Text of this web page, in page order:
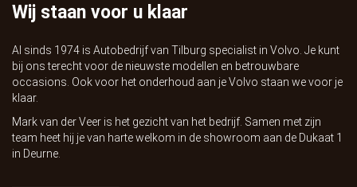
Wij staan voor u klaar
Al sinds 1974 is Autobedrijf van Tilburg specialist in Volvo. Je kunt
bij ons terecht voor de nieuwste modellen en betrouwbare
occasions. Ook voor het onderhoud aan je Volvo staan we voor je
klaar.
Mark van der Veer is het gezicht van het bedrijf. Samen met zijn
team heet hij je van harte welkom in de showroom aan de Dukaat 1
in Deurne.